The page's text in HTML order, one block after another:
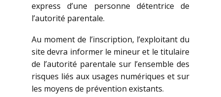
express d’une personne détentrice de
l’autorité parentale.
Au moment de l’inscription, l’exploitant du
site devra informer le mineur et le titulaire
de l’autorité parentale sur l’ensemble des
risques liés aux usages numériques et sur
les moyens de prévention existants.